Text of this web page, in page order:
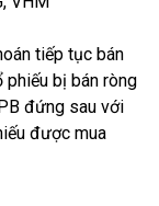
tiếp tục bán
phiếu bị bán ròng
đứng sau với
được mua